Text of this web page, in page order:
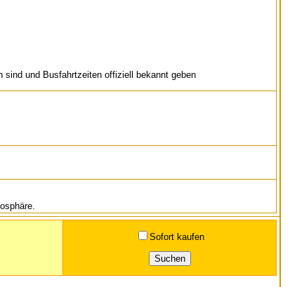
und Busfahrtzeiten offiziell bekannt geben
Sofort kaufen